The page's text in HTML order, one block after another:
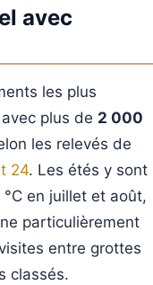
avec
les plus
plus de 2 000
les relevés de
24. Les étés y sont
en juillet et août,
particulièrement
entre grottes
classés.